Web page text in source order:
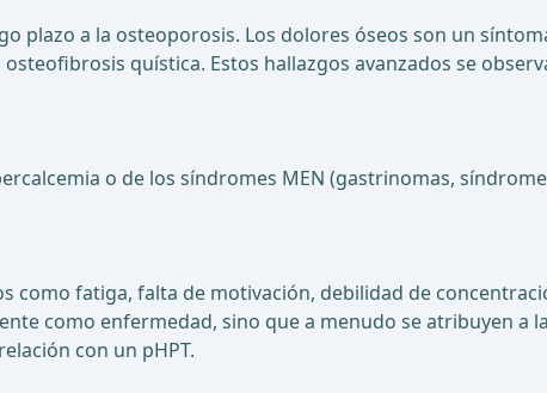
plazo a la osteoporosis. Los dolores óseos son un
quística. Estos hallazgos avanzados se
o de los síndromes MEN (gastrinomas,
fatiga, falta de motivación, debilidad de
como enfermedad, sino que a menudo se atribuyen a
con un pHPT.